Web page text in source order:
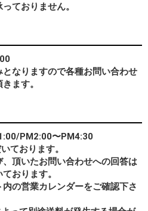
ておりません。
なりますので各種お問い合わせ
ます。
PM2:00〜PM4:30
ております。
頂いたお問い合わせへの回答は
おります。
の営業カレンダーをご確認下さ